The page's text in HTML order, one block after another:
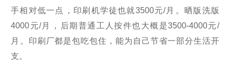
手相对低一点，印刷机学徒也就3500元/月。晒版洗版
4000元/月，后期普通工人按件也大概是3500-4000元/
月。印刷厂都是包吃包住，能为自己节省一部分生活开
支。